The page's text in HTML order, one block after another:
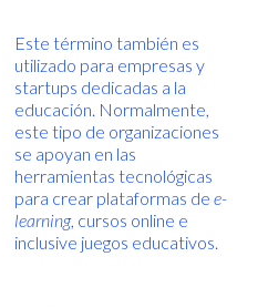
Este término también es
utilizado para empresas y
startups dedicadas a la
educación. Normalmente,
este tipo de organizaciones
se apoyan en las
herramientas tecnológicas
para crear plataformas de e-
learning, cursos online e
inclusive juegos educativos.